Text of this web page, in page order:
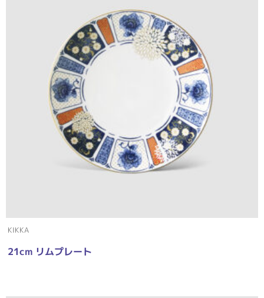
KIKKA
21cm リムプレート